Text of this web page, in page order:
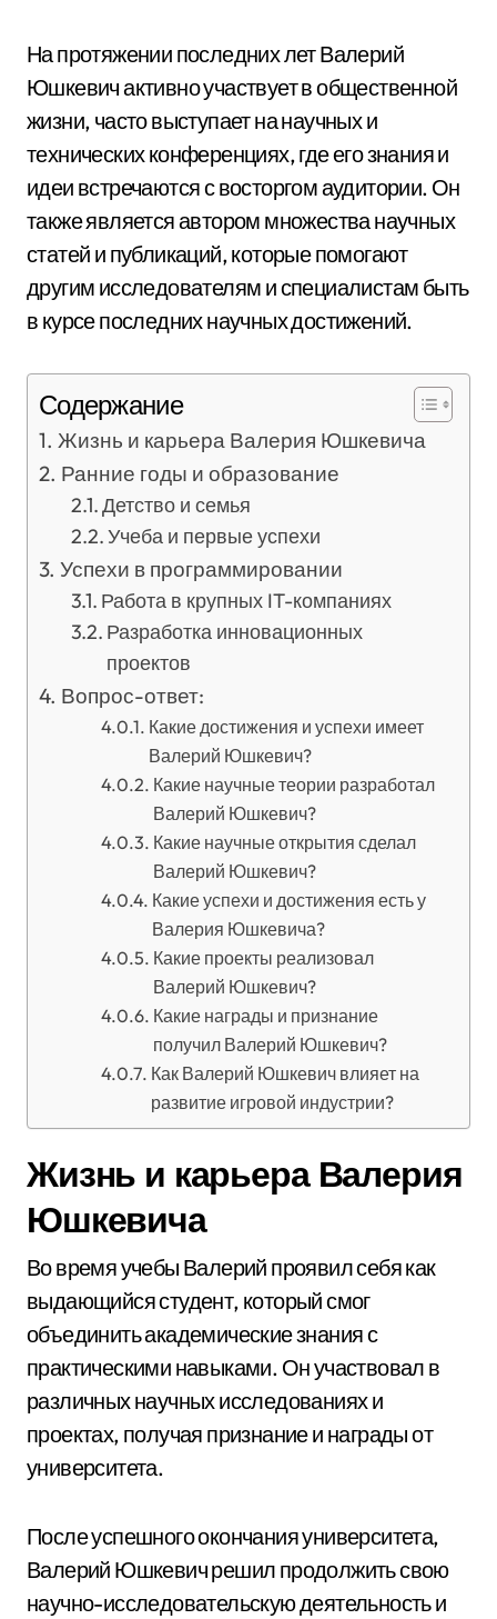
На протяжении последних лет Валерий
Юшкевич активно участвует в общественной
жизни, часто выступает на научных и
технических конференциях, где его знания и
идеи встречаются с восторгом аудитории. Он
также является автором множества научных
статей и публикаций, которые помогают
другим исследователям и специалистам быть
в курсе последних научных достижений.
Содержание
Жизнь и карьера Валерия Юшкевича
Ранние годы и образование
Детство и семья
Учеба и первые успехи
Успехи в программировании
Работа в крупных IT-компаниях
Разработка инновационных
проектов
Вопрос-ответ:
Какие достижения и успехи имеет
Валерий Юшкевич?
Какие научные теории разработал
Валерий Юшкевич?
Какие научные открытия сделал
Валерий Юшкевич?
Какие успехи и достижения есть у
Валерия Юшкевича?
Какие проекты реализовал
Валерий Юшкевич?
Какие награды и признание
получил Валерий Юшкевич?
Как Валерий Юшкевич влияет на
развитие игровой индустрии?
Жизнь и карьера Валерия
Юшкевича
Во время учебы Валерий проявил себя как
выдающийся студент, который смог
объединить академические знания с
практическими навыками. Он участвовал в
различных научных исследованиях и
проектах, получая признание и награды от
университета.
После успешного окончания университета,
Валерий Юшкевич решил продолжить свою
научно-исследовательскую деятельность и